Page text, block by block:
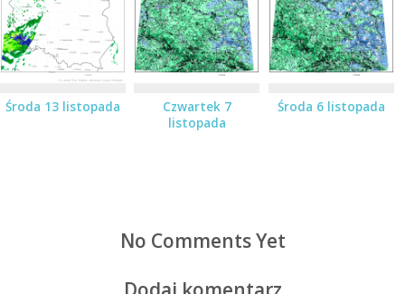
Środa 13 listopada
Czwartek 7
listopada
Środa 6 listopada
No Comments Yet